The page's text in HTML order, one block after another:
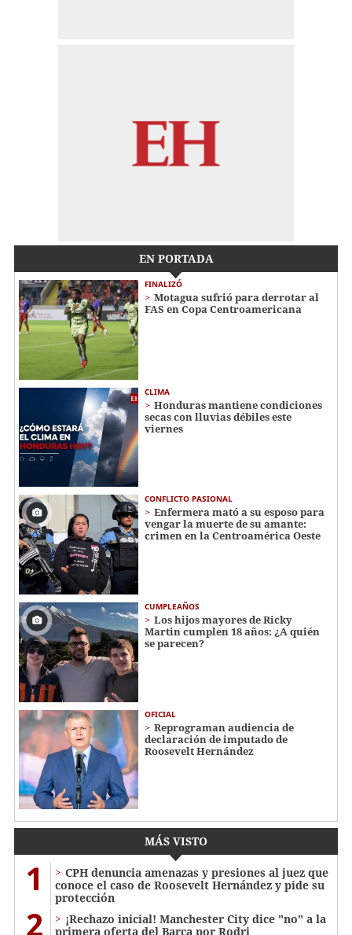
EN PORTADA
FINALIZÓ
Motagua sufrió para derrotar al
FAS en Copa Centroamericana
CLIMA
Honduras mantiene condiciones
secas con lluvias débiles este
viernes
CONFLICTO PASIONAL
Enfermera mató a su esposo para
vengar la muerte de su amante:
crimen en la Centroamérica Oeste
CUMPLEAÑOS
Los hijos mayores de Ricky
Martin cumplen 18 años: ¿A quién
se parecen?
OFICIAL
Reprograman audiencia de
declaración de imputado de
Roosevelt Hernández
MÁS VISTO
1
CPH denuncia amenazas y presiones al juez que
conoce el caso de Roosevelt Hernández y pide su
protección
2
¡Rechazo inicial! Manchester City dice "no" a la
primera oferta del Barca por Rodri